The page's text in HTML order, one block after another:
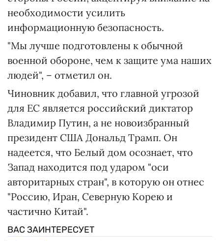
необходимости усилить
информационную безопасность.
"Мы лучше подготовлены к обычной
военной обороне, чем к защите ума наших
людей", – отметил он.
Чиновник добавил, что главной угрозой
для ЕС является российский диктатор
Владимир Путин, а не новоизбранный
президент США Дональд Трамп. Он
надеется, что Белый дом осознает, что
Запад находится под ударом "оси
авторитарных стран", в которую он отнес
"Россию, Иран, Северную Корею и
частично Китай".
ВАС ЗАИНТЕРЕСУЕТ